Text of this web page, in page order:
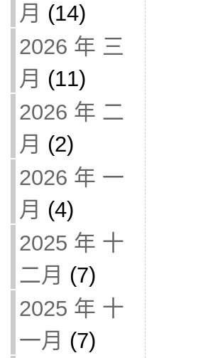
月 (14)
2026 年 三
月 (11)
2026 年 二
月 (2)
2026 年 一
月 (4)
2025 年 十
二月 (7)
2025 年 十
一月 (7)